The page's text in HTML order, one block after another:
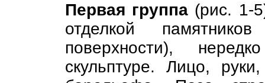
Первая группа (рис. 1-
отделкой
поверхности),
скульптуре. Лицо,